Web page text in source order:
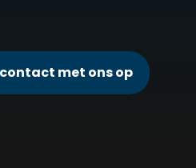
met ons op